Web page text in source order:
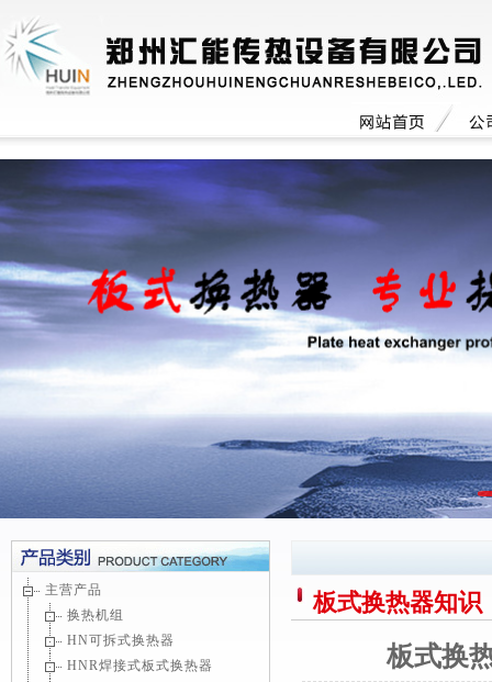
主营产品
换热机组
HN可拆式换热器
HNR焊接式板式换热器
板式换热器知识
板式换